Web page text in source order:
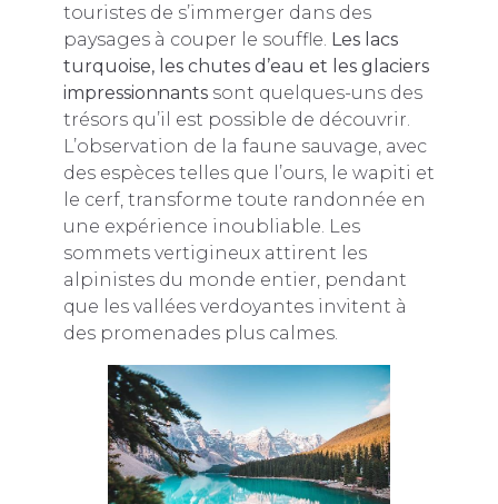
touristes de s’immerger dans des
paysages à couper le souffle. Les lacs
turquoise, les chutes d’eau et les glaciers
impressionnantssont quelques-uns des
trésors qu’il est possible de découvrir.
L’observation de la faune sauvage, avec
des espèces telles que l’ours, le wapiti et
le cerf, transforme toute randonnée en
une expérience inoubliable. Les
sommets vertigineux attirent les
alpinistes du monde entier, pendant
que les vallées verdoyantes invitent à
des promenades plus calmes.